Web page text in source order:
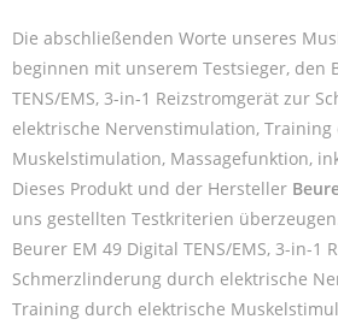
Die abschließenden Worte unseres
beginnen mit unserem Testsieger, den
TENS/EMS, 3-in-1 Reizstromgerät zur
elektrische Nervenstimulation,
Muskelstimulation, Massagefunktion,
Dieses Produkt und der Hersteller
uns gestellten Testkriterien
Beurer EM 49 Digital TENS/EMS, 3-in-1
Schmerzlinderung durch elektrische
Training durch elektrische